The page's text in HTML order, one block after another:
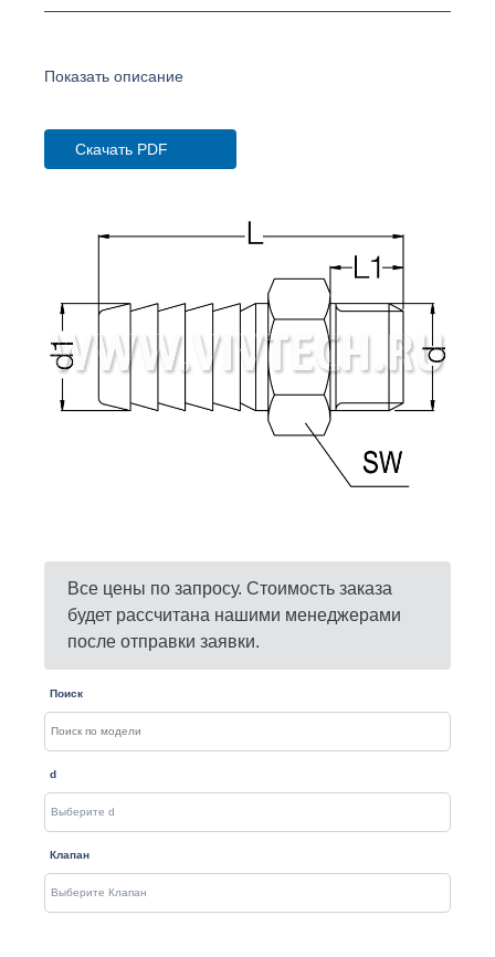
Показать описание
Скачать PDF
Все цены по запросу. Стоимость заказа
будет рассчитана нашими менеджерами
после отправки заявки.
Поиск
d
Клапан